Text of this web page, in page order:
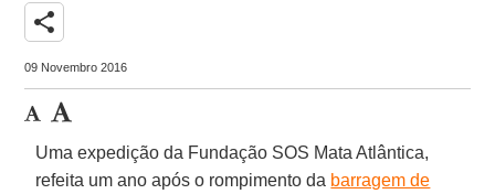
share
09 Novembro 2016
Uma expedição da Fundação SOS Mata Atlântica,
refeita um ano após o rompimento da barragem de